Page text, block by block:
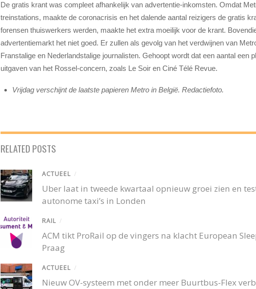
De gratis krant was compleet afhankelijk van advertentie-inkomsten. Omdat
treinstations, maakte de coronacrisis en het dalende aantal reizigers de gratis
forensen thuiswerkers werden, maakte het extra moeilijk voor de krant.
advertentiemarkt het niet goed. Er zullen als gevolg van het verdwijnen van
Franstalige en Nederlandstalige journalisten. Gehoopt wordt dat een aantal een
uitgaven van het Rossel-concern, zoals Le Soir en Ciné Télé Revue.
Vrijdag verschijnt de laatste papieren Metro in België. Redactiefoto.
RELATED POSTS
ACTUEEL /
Uber laat in tweede kwartaal opnieuw groei zien en
autonome taxi’s in Londen
RAIL /
ACM tikt ProRail op de vingers na klacht European
Praag
ACTUEEL /
Nieuw OV-systeem met onder meer Buurtbus-Flex